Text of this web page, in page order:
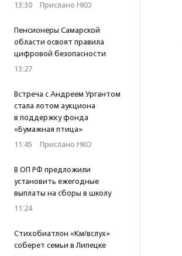
13:30 · Прислано НКО
Пенсионеры Самарской
области освоят правила
цифровой безопасности
13:27
Встреча с Андреем Ургантом
стала лотом аукциона
в поддержку фонда
«Бумажная птица»
11:45 · Прислано НКО
В ОП РФ предложили
установить ежегодные
выплаты на сборы в школу
11:24
Стихобиатлон «Км/вслух»
соберет семьи в Липецке